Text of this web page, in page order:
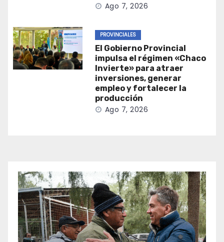
Ago 7, 2026
PROVINCIALES
El Gobierno Provincial
impulsa el régimen «Chaco
Invierte» para atraer
inversiones, generar
empleo y fortalecer la
producción
Ago 7, 2026